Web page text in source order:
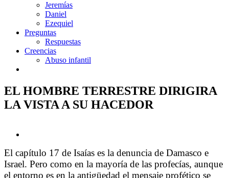
Jeremías
Daniel
Ezequiel
Preguntas
Respuestas
Creencias
Abuso infantil
EL HOMBRE TERRESTRE DIRIGIRA
LA VISTA A SU HACEDOR
Image
El capítulo 17 de Isaías es la denuncia de Damasco e
Israel. Pero como en la mayoría de las profecías, aunque
el entorno es en la antigüedad el mensaje profético se